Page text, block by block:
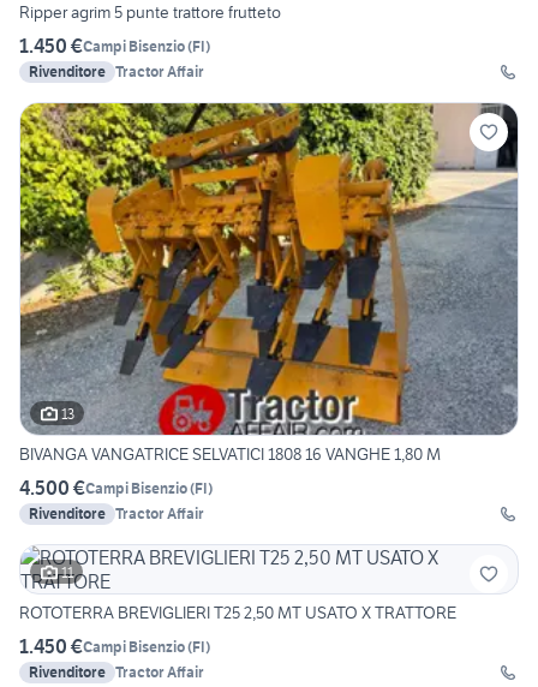
Ripper agrim 5 punte trattore frutteto
1.450 €Campi Bisenzio(FI)
Rivenditore Tractor Affair
13
BIVANGA VANGATRICE SELVATICI 1808 16 VANGHE 1,80 M
4.500 €Campi Bisenzio(FI)
Rivenditore Tractor Affair
11
ROTOTERRA BREVIGLIERI T25 2,50 MT USATO X TRATTORE
1.450 €Campi Bisenzio(FI)
Rivenditore Tractor Affair